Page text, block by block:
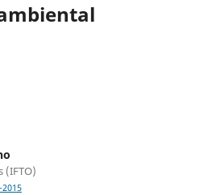
(IFTO)